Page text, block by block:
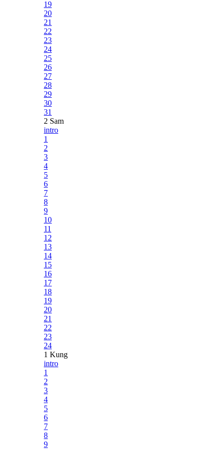
19
20
21
22
23
24
25
26
27
28
29
30
31
2 Sam
intro
1
2
3
4
5
6
7
8
9
10
11
12
13
14
15
16
17
18
19
20
21
22
23
24
1 Kung
intro
1
2
3
4
5
6
7
8
9